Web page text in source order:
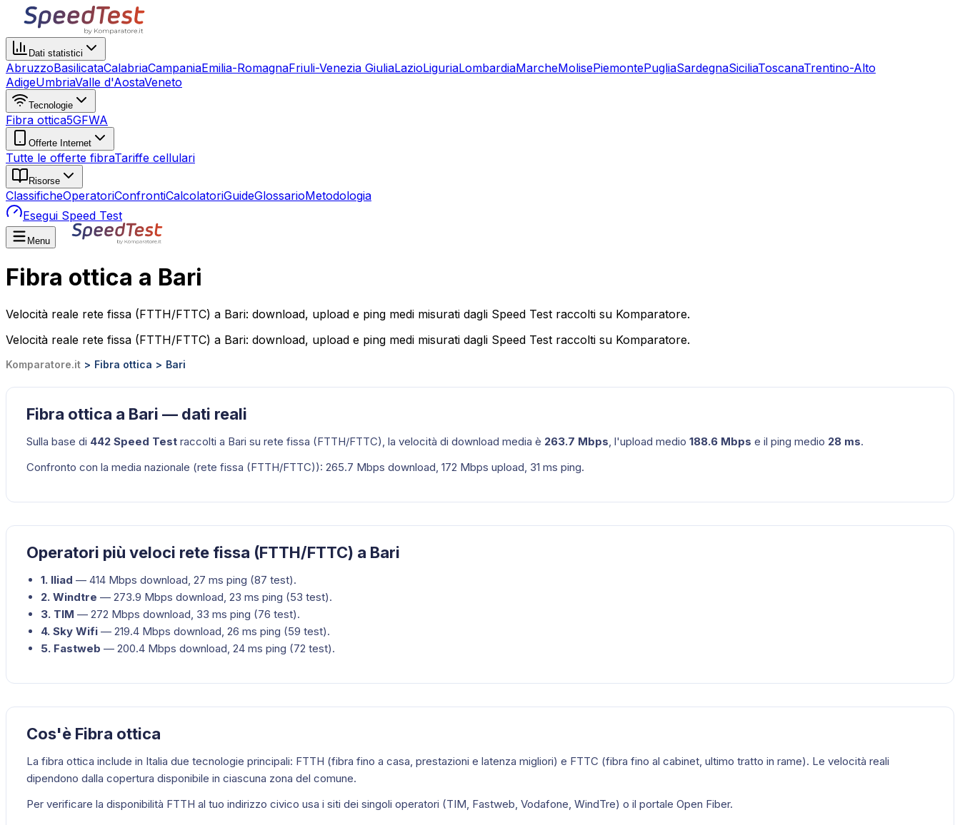
Dati statistici
AbruzzoBasilicataCalabriaCampaniaEmilia-RomagnaFriuli-Venezia GiuliaLazioLiguriaLombardiaMarcheMolisePiemontePugliaSardegnaSiciliaToscanaTrentino-Alto
AdigeUmbriaValle d'AostaVeneto
Tecnologie
Fibra ottica5GFWA
Offerte Internet
Tutte le offerte fibraTariffe cellulari
Risorse
ClassificheOperatoriConfrontiCalcolatoriGuideGlossarioMetodologia
Esegui Speed Test
Menu
Fibra ottica a Bari
Velocità reale rete fissa (FTTH/FTTC) a Bari: download, upload e ping medi misurati dagli Speed Test raccolti su Komparatore.
Velocità reale rete fissa (FTTH/FTTC) a Bari: download, upload e ping medi misurati dagli Speed Test raccolti su Komparatore.
Komparatore.it Fibra ottica Bari
Fibra ottica a Bari — dati reali
Sulla base di 442 Speed Test raccolti a Bari su rete fissa (FTTH/FTTC), la velocità di download media è 263.7 Mbps, l'upload medio 188.6 Mbps e il ping medio 28 ms.
Confronto con la media nazionale (rete fissa (FTTH/FTTC)): 265.7 Mbps download, 172 Mbps upload, 31 ms ping.
Operatori più veloci rete fissa (FTTH/FTTC) a Bari
1. Iliad — 414 Mbps download, 27 ms ping (87 test).
2. Windtre — 273.9 Mbps download, 23 ms ping (53 test).
3. TIM — 272 Mbps download, 33 ms ping (76 test).
4. Sky Wifi — 219.4 Mbps download, 26 ms ping (59 test).
5. Fastweb — 200.4 Mbps download, 24 ms ping (72 test).
Cos'è Fibra ottica
La fibra ottica include in Italia due tecnologie principali: FTTH (fibra fino a casa, prestazioni e latenza migliori) e FTTC (fibra fino al cabinet, ultimo tratto in rame). Le velocità reali
dipendono dalla copertura disponibile in ciascuna zona del comune.
Per verificare la disponibilità FTTH al tuo indirizzo civico usa i siti dei singoli operatori (TIM, Fastweb, Vodafone, WindTre) o il portale Open Fiber.